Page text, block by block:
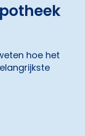
hoe het